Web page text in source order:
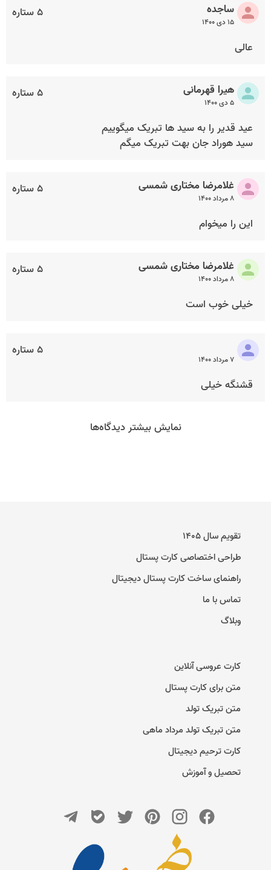
۵ ستاره ساجده
۱۵ دی ۱۴۰۰
عالی
۵ ستاره هیرا قهرمانی
۵ دی ۱۴۰۰
عید قدیر را به سید ها تبریک میگوییم
سید هوراد جان بهت تبریک میگم
۵ ستاره غلامرضا مختاری شمسی
۸ مرداد ۱۴۰۰
این را میخوام
۵ ستاره غلامرضا مختاری شمسی
۸ مرداد ۱۴۰۰
خیلی خوب است
۵ ستاره
۷ مرداد ۱۴۰۰
قشنگه خیلی
نمایش بیشتر دیدگاه‌ها
تقویم سال ۱۴۰۵
طراحی اختصاصی کارت پستال
راهنمای ساخت کارت پستال دیجیتال
تماس با ما
وبلاگ
کارت عروسی آنلاین
متن برای کارت پستال
متن تبریک تولد
متن تبریک تولد مرداد ماهی
کارت ترحیم دیجیتال
تحصیل و آموزش